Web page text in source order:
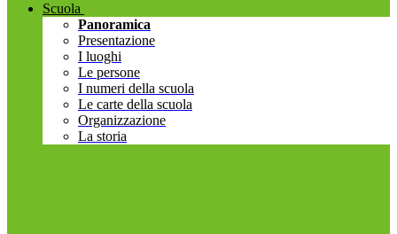
Scuola
Panoramica
Presentazione
I luoghi
Le persone
I numeri della scuola
Le carte della scuola
Organizzazione
La storia